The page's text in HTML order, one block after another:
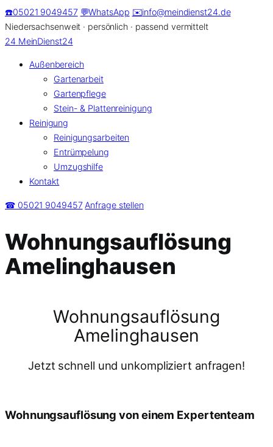
Zum
Inhalt
springen
☎️05021 9049457 💬WhatsApp ✉️info@meindienst24.de
Niedersachsenweit · persönlich · passend vermittelt
24 MeinDienst24
Außenbereich
Gartenarbeit
Gartenpflege
Stein- & Plattenreinigung
Reinigung
Reinigungsarbeiten
Entrümpelung
Umzugshilfe
Kontakt
☎ 05021 9049457 Anfrage stellen
Wohnungsauflösung
Amelinghausen
Wohnungsauflösung
Amelinghausen
Jetzt schnell und unkompliziert anfragen!
Wohnungsauflösung von einem Expertenteam